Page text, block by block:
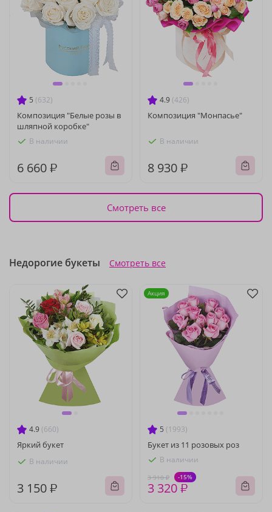
5 (632)
Композиция "Белые розы в
шляпной коробке"
В наличии
6 660 ₽
4.9 (426)
Композиция "Монпасье"
В наличии
8 930 ₽
Смотреть все
Недорогие букеты Смотреть все
4.9 (660)
Яркий букет
В наличии
3 150 ₽
5 (1993)
Букет из 11 розовых роз
В наличии
3 910 ₽ -15%
3 320 ₽
Акция